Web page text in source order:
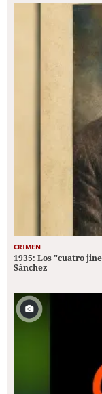
CRIMEN
1935: Los "cuatro
Sánchez